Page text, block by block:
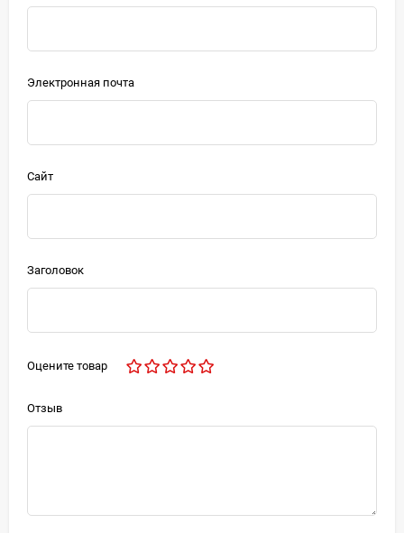
Электронная почта
Сайт
Заголовок
Оцените товар
Отзыв